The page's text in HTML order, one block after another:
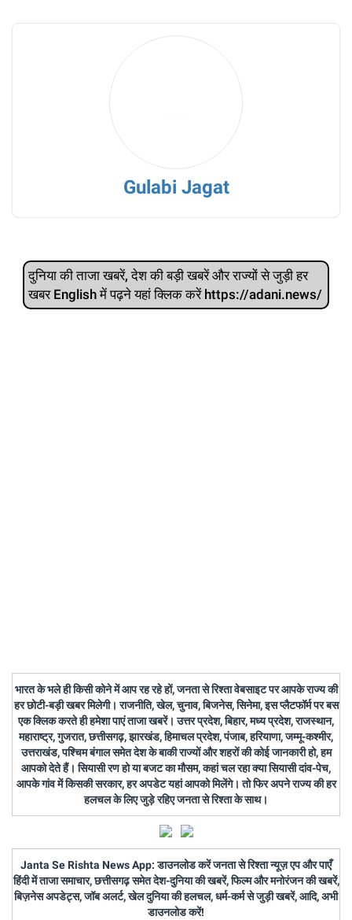
Gulabi Jagat
दुनिया की ताजा खबरें, देश की बड़ी खबरें और राज्‍यों से जुड़ी हर
खबर English में पढ़ने यहां क्लिक करें https://adani.news/
भारत के भले ही किसी कोने में आप रह रहे हों, जनता से रिश्ता वेबसाइट पर आपके राज्य की
हर छोटी-बड़ी खबर मिलेगी। राजनीति, खेल, चुनाव, बिजनेस, सिनेमा, इस प्लैटफॉर्म पर बस
एक क्लिक करते ही हमेशा पाएं ताजा खबरें। उत्तर प्रदेश, बिहार, मध्य प्रदेश, राजस्थान,
महाराष्ट्र, गुजरात, छत्तीसगढ़, झारखंड, हिमाचल प्रदेश, पंजाब, हरियाणा, जम्मू-कश्मीर,
उत्तराखंड, पश्चिम बंगाल समेत देश के बाकी राज्यों और शहरों की कोई जानकारी हो, हम
आपको देते हैं। सियासी रण हो या बजट का मौसम, कहां चल रहा क्या सियासी दांव-पेच,
आपके गांव में किसकी सरकार, हर अपडेट यहां आपको मिलेंगे। तो फिर अपने राज्य की हर
हलचल के लिए जुड़े रहिए जनता से रिश्ता के साथ।
Janta Se Rishta News App: डाउनलोड करें जनता से रिश्ता न्यूज़ एप और पाएँ
हिंदी में ताजा समाचार, छत्तीसगढ़ समेत देश-दुनिया की खबरें, फिल्म और मनोरंजन की खबरें,
बिज़नेस अपडेट्स, जॉब अलर्ट, खेल दुनिया की हलचल, धर्म-कर्म से जुड़ी खबरें, आदि, अभी
डाउनलोड करें!